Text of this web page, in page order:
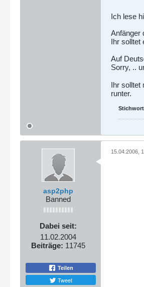
Ich lese
Anfänger
Ihr solltet
Auf
Sorry, ..
Ihr solltet
runter.
asp2php
Banned
Dabei seit:
11.02.2004
Beiträge: 11745
Teilen
Tweet
15.04.2006,